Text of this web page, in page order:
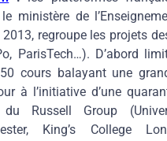
ministère de
regroupe les projets
ParisTech…). D’abord
cours balayant une
à l’initiative d’une
du Russell Group
King’s College